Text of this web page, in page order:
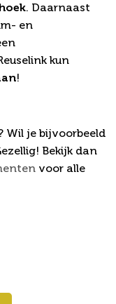
. Daarnaast
en
kun
!
Wil je bijvoorbeeld
Bekijk dan
voor alle